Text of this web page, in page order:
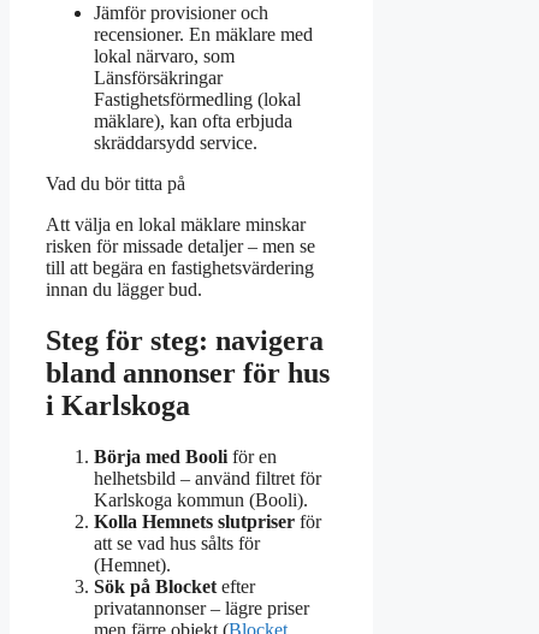
Jämför provisioner och
recensioner. En mäklare med
lokal närvaro, som
Länsförsäkringar
Fastighetsförmedling (lokal
mäklare), kan ofta erbjuda
skräddarsydd service.
Vad du bör titta på
Att välja en lokal mäklare minskar
risken för missade detaljer – men se
till att begära en fastighetsvärdering
innan du lägger bud.
Steg för steg: navigera
bland annonser för hus
i Karlskoga
Börja med Booli för en
helhetsbild – använd filtret för
Karlskoga kommun (Booli).
Kolla Hemnets slutpriser för
att se vad hus sålts för
(Hemnet).
Sök på Blocket efter
privatannonser – lägre priser
men färre objekt (Blocket